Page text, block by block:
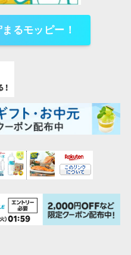
るモッピー！